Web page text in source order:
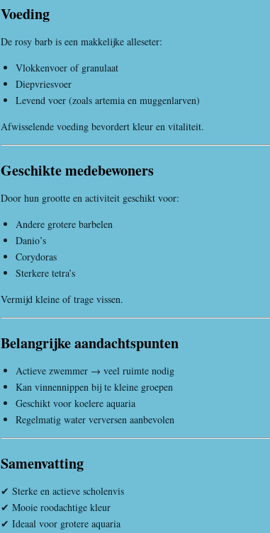
Voeding
De rosy barb is een makkelijke alleseter:
Vlokkenvoer of granulaat
Diepvriesvoer
Levend voer (zoals artemia en muggenlarven)
Afwisselende voeding bevordert kleur en vitaliteit.
Geschikte medebewoners
Door hun grootte en activiteit geschikt voor:
Andere grotere barbelen
Danio’s
Corydoras
Sterkere tetra’s
Vermijd kleine of trage vissen.
Belangrijke aandachtspunten
Actieve zwemmer → veel ruimte nodig
Kan vinnennippen bij te kleine groepen
Geschikt voor koelere aquaria
Regelmatig water verversen aanbevolen
Samenvatting
✔ Sterke en actieve scholenvis
✔ Mooie roodachtige kleur
✔ Ideaal voor grotere aquaria